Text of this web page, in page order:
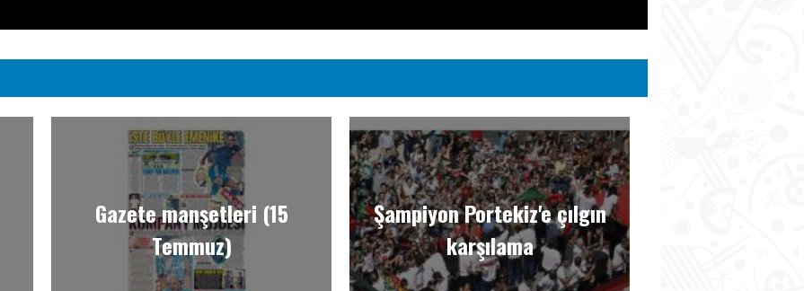
Gazete manşetleri (15
Temmuz)
Şampiyon Portekiz'e çılgın
karşılama